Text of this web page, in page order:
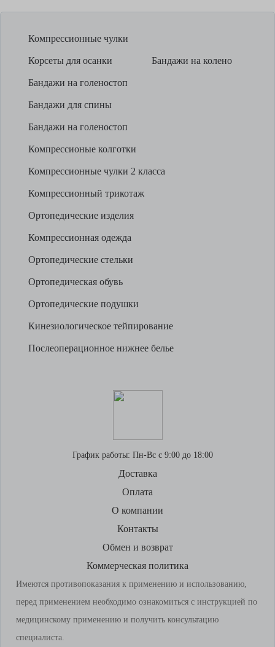
Компрессионные чулки
Корсеты для осанки Бандажи на колено
Бандажи на голеностоп
Бандажи для спины
Бандажи на голеностоп
Компрессионые колготки
Компрессионные чулки 2 класса
Компрессионный трикотаж
Ортопедические изделия
Компрессионная одежда
Ортопедические стельки
Ортопедическая обувь
Ортопедические подушки
Кинезиологическое тейпирование
Послеоперационное нижнее белье
График работы: Пн-Вс с 9:00 до 18:00
Доставка
Оплата
О компании
Контакты
Обмен и возврат
Коммерческая политика
Имеются противопоказания к применению и использованию,
перед применением необходимо ознакомиться с инструкцией по
медицинскому применению и получить консультацию
специалиста.